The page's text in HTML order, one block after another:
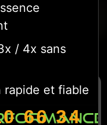
NOS
/ 4x sans
rapide et fiable
66 34